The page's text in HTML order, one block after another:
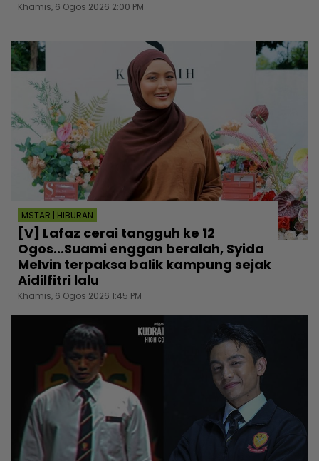
Khamis, 6 Ogos 2026 2:00 PM
MSTAR | HIBURAN
[V] Lafaz cerai tangguh ke 12
Ogos...Suami enggan beralah, Syida
Melvin terpaksa balik kampung sejak
Aidilfitri lalu
Khamis, 6 Ogos 2026 1:45 PM